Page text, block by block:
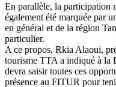
En parallèle, la participation
également été marquée par
en général et de la région
particulier.
A ce propos, Rkia Alaoui,
tourisme TTA a indiqué à la
devra saisir toutes ces
présence au FITUR pour